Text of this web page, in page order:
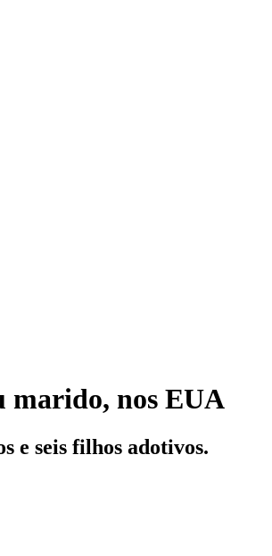
marido, nos EUA
e seis filhos adotivos.